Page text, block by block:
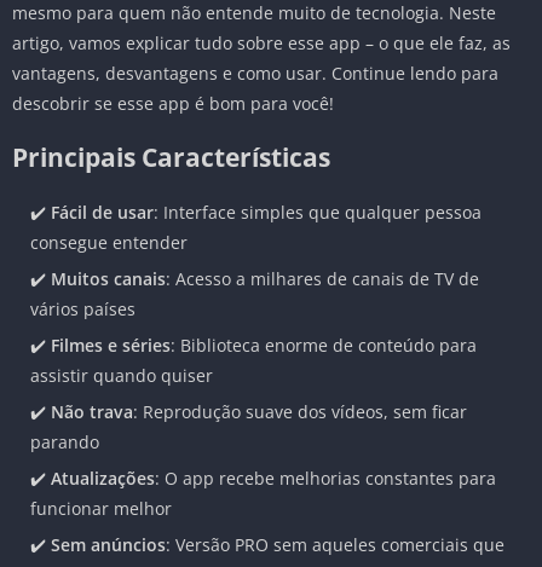
mesmo para quem não entende muito de tecnologia. Neste
artigo, vamos explicar tudo sobre esse app – o que ele faz, as
vantagens, desvantagens e como usar. Continue lendo para
descobrir se esse app é bom para você!
Principais Características
✔️ Fácil de usar: Interface simples que qualquer pessoa
consegue entender
✔️ Muitos canais: Acesso a milhares de canais de TV de
vários países
✔️ Filmes e séries: Biblioteca enorme de conteúdo para
assistir quando quiser
✔️ Não trava: Reprodução suave dos vídeos, sem ficar
parando
✔️ Atualizações: O app recebe melhorias constantes para
funcionar melhor
✔️ Sem anúncios: Versão PRO sem aqueles comerciais que